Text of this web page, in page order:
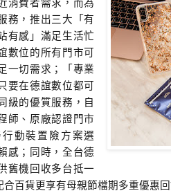
務，推出三大「有
有感」滿足生活忙
數位的所有門市可
一切需求；「專業
要在德誼數位都可
級的優質服務，自
師、原廠認證門市
動裝置險方案選
感；同時，全台德
舊機回收多台抵一
合百貨更享有母親節檔期多重優惠